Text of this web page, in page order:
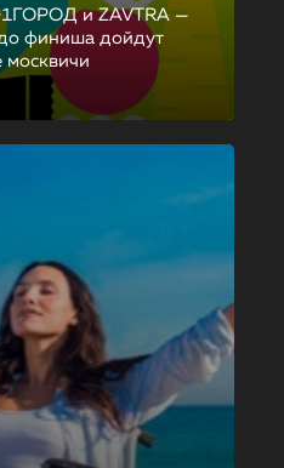
и ZAVTRA —
до финиша дойдут
москвичи